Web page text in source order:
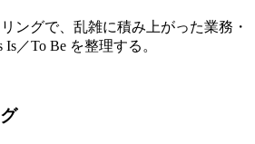
ングで、乱雑に積み上がった業務・
／To Be を整理する。